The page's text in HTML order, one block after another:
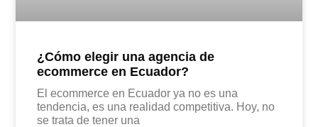
¿Cómo elegir una agencia de
ecommerce en Ecuador?
El ecommerce en Ecuador ya no es una
tendencia, es una realidad competitiva. Hoy, no
se trata de tener una